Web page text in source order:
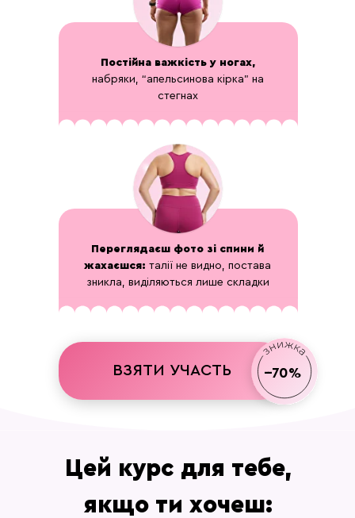
Переглядаєш фото зі спини й
жахаєшся: талії не видно, постава
зникла, виділяються лише складки
Постійна важкість у ногах,
набряки, “апельсинова кірка” на
стегнах
ВЗЯТИ УЧАСТЬ --70%
Цей курс для тебе,
якщо ти хочеш: